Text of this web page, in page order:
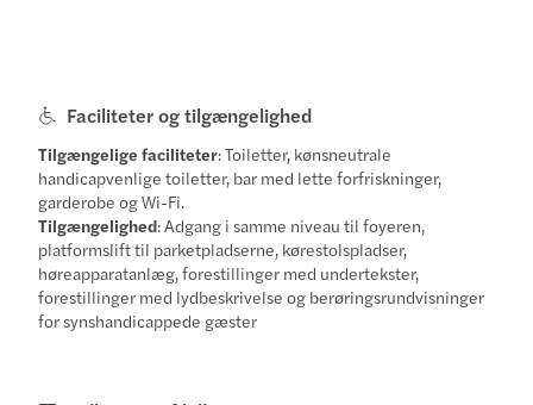
Faciliteter og tilgængelighed
Tilgængelige faciliteter: Toiletter, kønsneutrale
handicapvenlige toiletter, bar med lette forfriskninger,
garderobe og Wi-Fi.
Tilgængelighed: Adgang i samme niveau til foyeren,
platformslift til parketpladserne, kørestolspladser,
høreapparatanlæg, forestillinger med undertekster,
forestillinger med lydbeskrivelse og berøringsrundvisninger
for synshandicappede gæster